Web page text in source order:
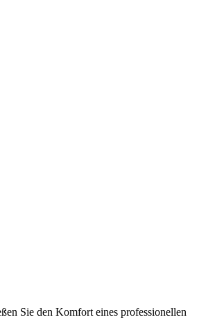
Sie den Komfort eines professionellen